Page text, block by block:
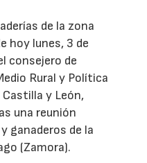
de la zona
hoy lunes, 3 de
consejero de
Rural y Política
y León,
una reunión
ganaderos de la
(Zamora).